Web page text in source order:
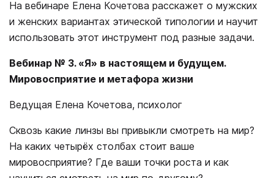
На вебинаре Елена Кочетова расскажет о мужских
и женских вариантах этической типологии и научит
использовать этот инструмент под разные задачи.
Вебинар № 3. «Я» в настоящем и будущем.
Мировосприятие и метафора жизни
Ведущая Елена Кочетова, психолог
Сквозь какие линзы вы привыкли смотреть на мир?
На каких четырёх столбах стоит ваше
мировосприятие? Где ваши точки роста и как